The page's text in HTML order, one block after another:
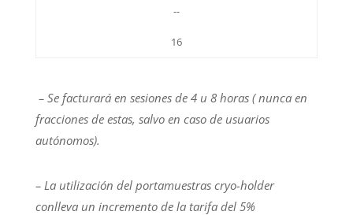
--
16
– Se facturará en sesiones de 4 u 8 horas ( nunca en
fracciones de estas, salvo en caso de usuarios
autónomos).
– La utilización del portamuestras cryo-holder
conlleva un incremento de la tarifa del 5%